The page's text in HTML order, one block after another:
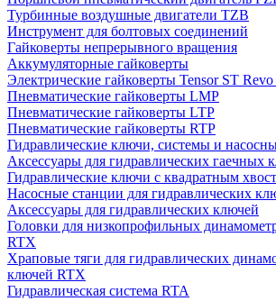
Турбинные воздушные двигатели TZB
Инструмент для болтовых соединений
Гайковерты непрерывного вращения
Аккумуляторные гайковерты
Электрические гайковерты Tensor ST
Пневматические гайковерты LMP
Пневматические гайковерты LTP
Пневматические гайковерты RTP
Гидравлические ключи, системы и
Аксессуары для гидравлических гаечных
Гидравлические ключи с квадратным
Насосные станции для гидравлических
Аксессуары для гидравлических ключей
Головки для низкопрофильных
RTX
Храповые тяги для гидравлических
ключей RTX
Гидравлическая система RTA